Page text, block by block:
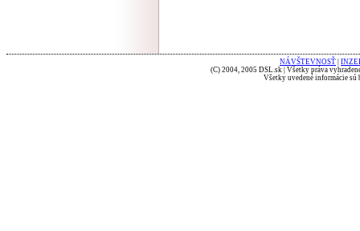
NÁVŠTEVNOSŤ
(C) 2004, 2005 DSL.sk | Všetky práva
Všetky uvedené informácie sú